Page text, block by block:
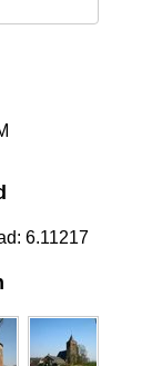
6.11217